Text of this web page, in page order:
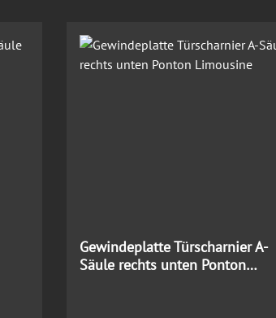
Gewindeplatte Türscharnier A-
Säule rechts unten Ponton